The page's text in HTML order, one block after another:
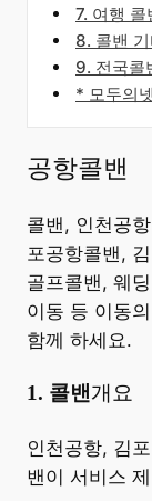
7. 여행 콜
8. 콜밴
9. 전국콜
* 모두의
공항콜밴
콜밴, 인천공
포공항콜밴,
골프콜밴, 웨
이동 등 이동
함께 하세요.
​1. 콜밴개요
인천공항, 김
밴이 서비스